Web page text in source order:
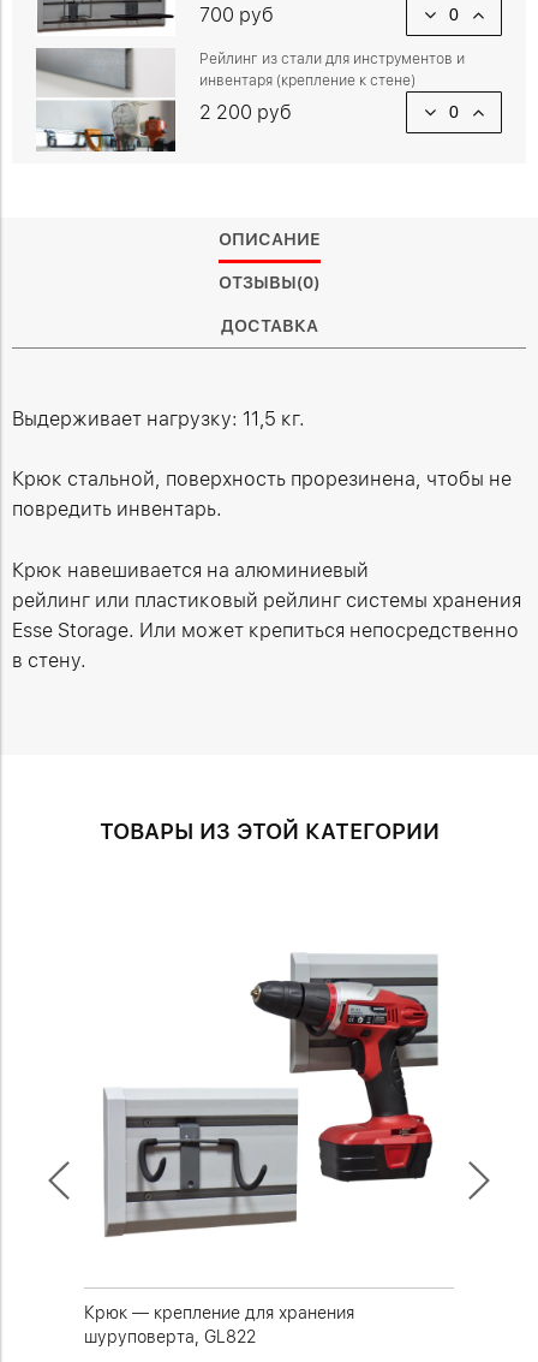
700 руб
Рейлинг из стали для инструментов и
инвентаря (крепление к стене)
2 200 руб
ОПИСАНИЕ
ОТЗЫВЫ(0)
ДОСТАВКА
Выдерживает нагрузку: 11,5 кг.
Крюк стальной, поверхность прорезинена, чтобы не
повредить инвентарь.
Крюк навешивается на алюминиевый
рейлинг или пластиковый рейлинг системы хранения
Esse Storage. Или может крепиться непосредственно
в стену.
ТОВАРЫ ИЗ ЭТОЙ КАТЕГОРИИ
Крюк — крепление для хранения
шуруповерта, GL822